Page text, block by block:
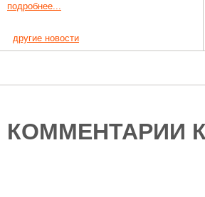
подробнее...
другие новости
КОММЕНТАРИИ